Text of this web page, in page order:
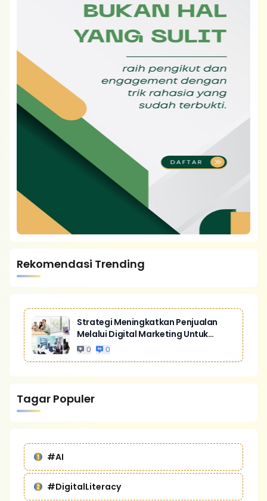
Rekomendasi Trending
Strategi Meningkatkan Penjualan
Melalui Digital Marketing Untuk
Bisnis Yang Lebih Kompetitif
0 0
Tagar Populer
#AI
#DigitalLiteracy